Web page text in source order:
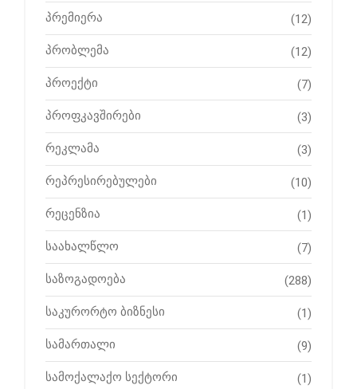
პრემიერა (12)
პრობლემა (12)
პროექტი (7)
პროფკავშირები (3)
რეკლამა (3)
რეპრესირებულები (10)
რეცენზია (1)
საახალწლო (7)
საზოგადოება (288)
საკურორტო ბიზნესი (1)
სამართალი (9)
სამოქალაქო სექტორი (1)